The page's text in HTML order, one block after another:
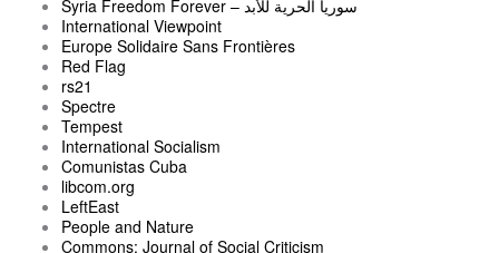
Syria Freedom Forever – سوريا الحرية للأبد
International Viewpoint
Europe Solidaire Sans Frontières
Red Flag
rs21
Spectre
Tempest
International Socialism
Comunistas Cuba
libcom.org
LeftEast
People and Nature
Commons: Journal of Social Criticism